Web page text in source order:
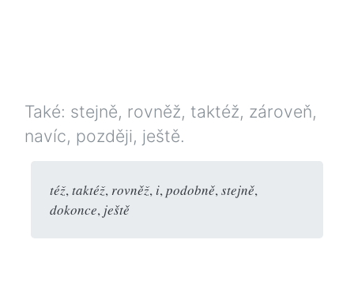
Také: stejně, rovněž, taktéž, zároveň,
navíc, později, ještě.
též,taktéž, rovněž, i,podobně,stejně,
dokonce, ještě